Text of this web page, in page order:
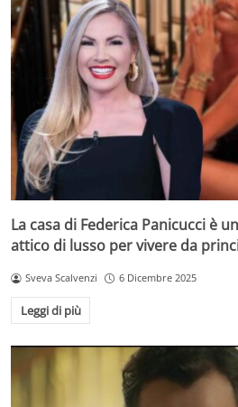
La casa di Federica Panicucci è
attico di lusso per vivere da
Sveva Scalvenzi 6 Dicembre 2025
Leggi di più